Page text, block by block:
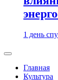
1 день
Главная
Культура